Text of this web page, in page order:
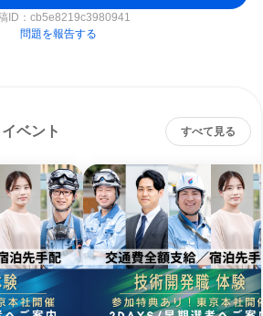
ID： cb5e8219c3980941
問題を報告する
ベント すべて見る